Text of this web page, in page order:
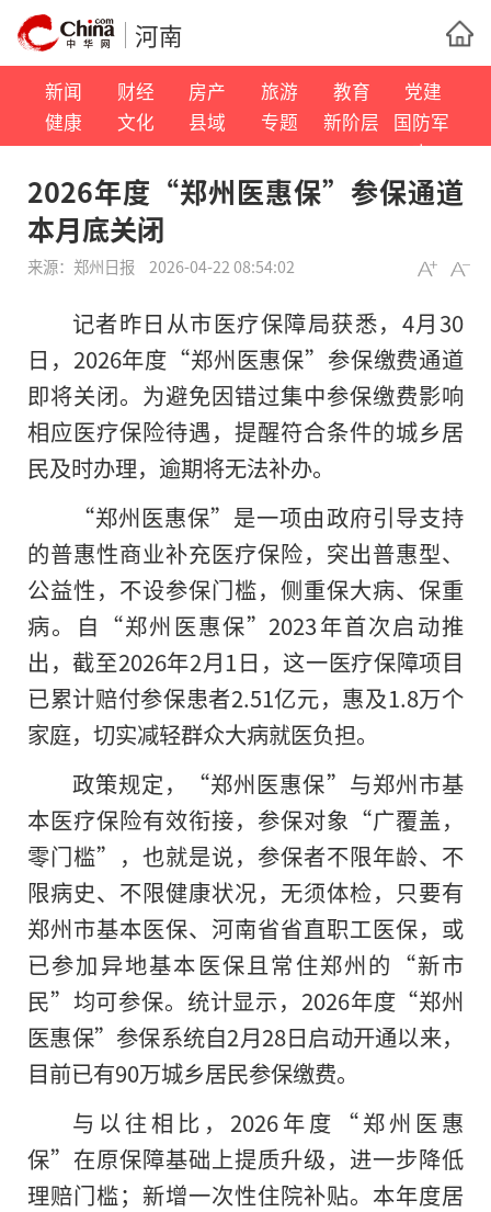
河南
新闻 财经 房产 旅游 教育
党建
健康
文化 县域 专题 新阶层
国防军
事
2026年度“郑州医惠保”参保通道
本月底关闭
来源： 郑州日报 2026-04-22 08:54:02
记者昨日从市医疗保障局获悉，4月30
日，2026年度“郑州医惠保”参保缴费通道
即将关闭。为避免因错过集中参保缴费影响
相应医疗保险待遇，提醒符合条件的城乡居
民及时办理，逾期将无法补办。
“郑州医惠保”是一项由政府引导支持
的普惠性商业补充医疗保险，突出普惠型、
公益性，不设参保门槛，侧重保大病、保重
病。自“郑州医惠保”2023年首次启动推
出，截至2026年2月1日，这一医疗保障项目
已累计赔付参保患者2.51亿元，惠及1.8万个
家庭，切实减轻群众大病就医负担。
政策规定，“郑州医惠保”与郑州市基
本医疗保险有效衔接，参保对象“广覆盖，
零门槛”，也就是说，参保者不限年龄、不
限病史、不限健康状况，无须体检，只要有
郑州市基本医保、河南省省直职工医保，或
已参加异地基本医保且常住郑州的“新市
民”均可参保。统计显示，2026年度“郑州
医惠保”参保系统自2月28日启动开通以来，
目前已有90万城乡居民参保缴费。
与以往相比，2026年度“郑州医惠
保”在原保障基础上提质升级，进一步降低
理赔门槛；新增一次性住院补贴。本年度居